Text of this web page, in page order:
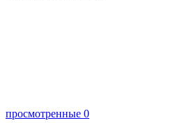
просмотренные 0